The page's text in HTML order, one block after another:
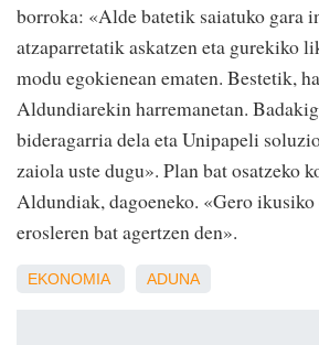
borroka: «Alde batetik saiatuko gara
atzaparretatik askatzen eta gurekiko
modu egokienean ematen. Bestetik,
Aldundiarekin harremanetan.
bideragarria dela eta Unipapeli
zaiola uste dugu». Plan bat osatzeko
Aldundiak, dagoeneko. «Gero
erosleren bat agertzen den».
EKONOMIA ADUNA